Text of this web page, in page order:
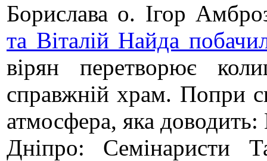
Борислава о. Ігор
та Віталій Найда
вірян перетворює
справжній храм. Попри
атмосфера, яка
Дніпро: Семінаристи